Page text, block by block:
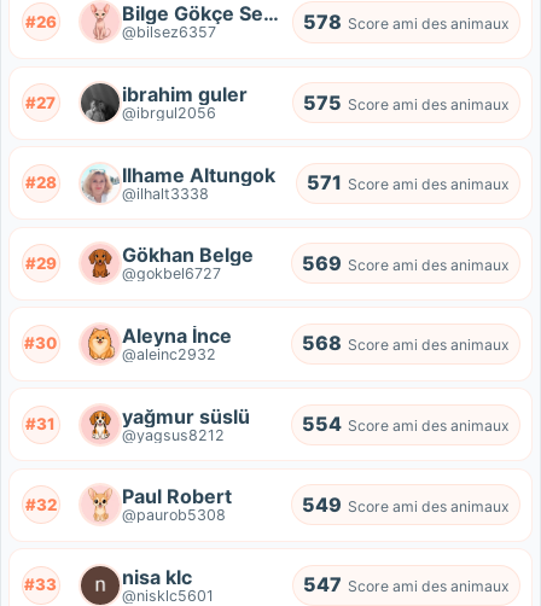
#26 Bilge Gökçe Sezer
@bilsez6357 578 Score ami des animaux
#27 ibrahim guler
@ibrgul2056 575 Score ami des animaux
#28 Ilhame Altungok
@ilhalt3338 571 Score ami des animaux
#29 Gökhan Belge
@gokbel6727 569 Score ami des animaux
#30 Aleyna İnce
@aleinc2932 568 Score ami des animaux
#31 yağmur süslü
@yagsus8212 554 Score ami des animaux
#32 Paul Robert
@paurob5308 549 Score ami des animaux
#33 nisa klc
@nisklc5601 547 Score ami des animaux